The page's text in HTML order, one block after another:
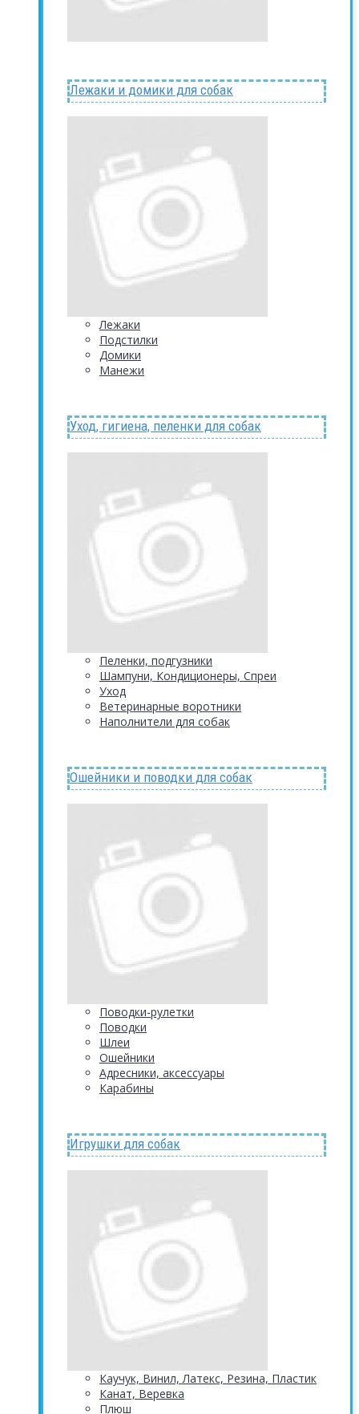
Лежаки и домики для собак
Лежаки
Подстилки
Домики
Манежи
Уход, гигиена, пеленки для собак
Пеленки, подгузники
Шампуни, Кондиционеры, Спреи
Уход
Ветеринарные воротники
Наполнители для собак
Ошейники и поводки для собак
Поводки-рулетки
Поводки
Шлеи
Ошейники
Адресники, аксессуары
Карабины
Игрушки для собак
Каучук, Винил, Латекс, Резина, Пластик
Канат, Веревка
Плюш